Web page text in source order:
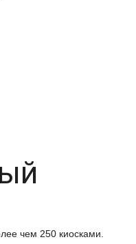
чем 250 киосками.